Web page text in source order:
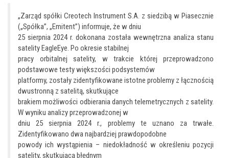
„Zarząd spółki Creotech Instrument S.A. z siedzibą w Piasecznie
(„Spółka”, „Emitent”) informuje, że w dniu
25 sierpnia 2024 r. dokonana została wewnętrzna analiza stanu
satelity EagleEye. Po okresie stabilnej
pracy orbitalnej satelity, w trakcie której przeprowadzono
podstawowe testy większości podsystemów
platformy, zostały zidentyfikowane istotne problemy z łącznością
dwustronną z satelitą, skutkujące
brakiem możliwości odbierania danych telemetrycznych z satelity.
W wyniku analizy przeprowadzonej w
dniu 25 sierpnia 2024 r., problemy te uznano za trwałe.
Zidentyfikowano dwa najbardziej prawdopodobne
powody ich wystąpienia – niedokładność w określeniu pozycji
satelity, skutkującą błędnym